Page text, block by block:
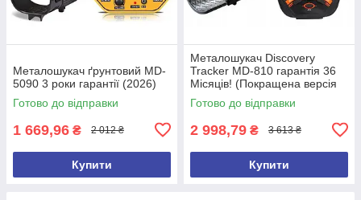
Металошукач ґрунтовий MD-
5090 3 роки гарантії (2026)
Готово до відправки
1 669,96 ₴ 2 012 ₴
Купити
Металошукач Discovery
Tracker MD-810 гарантія 36
Місяців! (Покращена версія
2026 року)
Готово до відправки
2 998,79 ₴ 3 613 ₴
Купити